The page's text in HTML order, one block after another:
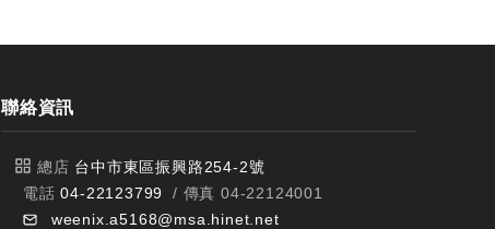
聯絡資訊
總店 台中市東區振興路254-2號
電話04-22123799
/ 傳真 04-22124001
weenix.a5168@msa.hinet.net